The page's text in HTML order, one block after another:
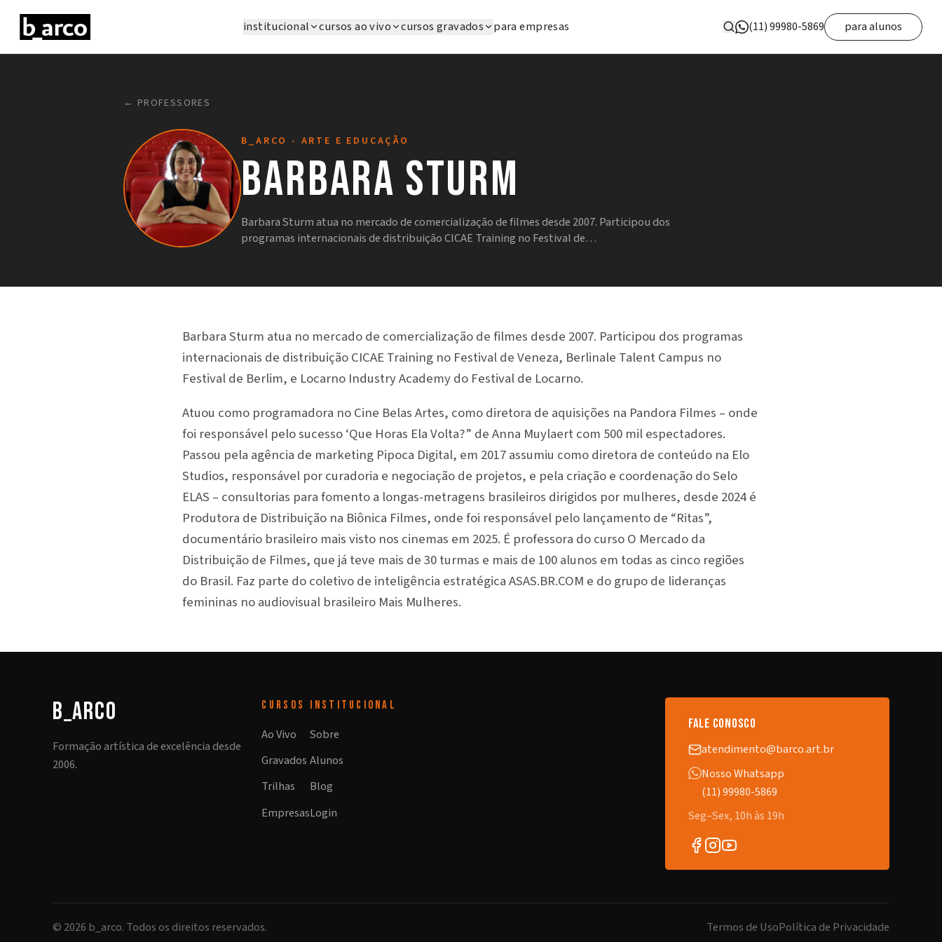
institucional cursos ao vivo cursos gravados para empresas (11) 99980-5869 para alunos
← PROFESSORES
B_ARCO - ARTE E EDUCAÇÃO
Barbara Sturm
Barbara Sturm atua no mercado de comercialização de filmes desde 2007. Participou dos
programas internacionais de distribuição CICAE Training no Festival de…
Barbara Sturm atua no mercado de comercialização de filmes desde 2007. Participou dos programas
internacionais de distribuição CICAE Training no Festival de Veneza, Berlinale Talent Campus no
Festival de Berlim, e Locarno Industry Academy do Festival de Locarno.
Atuou como programadora no Cine Belas Artes, como diretora de aquisições na Pandora Filmes – onde
foi responsável pelo sucesso ‘Que Horas Ela Volta?” de Anna Muylaert com 500 mil espectadores.
Passou pela agência de marketing Pipoca Digital, em 2017 assumiu como diretora de conteúdo na Elo
Studios, responsável por curadoria e negociação de projetos, e pela criação e coordenação do Selo
ELAS – consultorias para fomento a longas-metragens brasileiros dirigidos por mulheres, desde 2024 é
Produtora de Distribuição na Biônica Filmes, onde foi responsável pelo lançamento de “Ritas”,
documentário brasileiro mais visto nos cinemas em 2025. É professora do curso O Mercado da
Distribuição de Filmes, que já teve mais de 30 turmas e mais de 100 alunos em todas as cinco regiões
do Brasil. Faz parte do coletivo de inteligência estratégica ASAS.BR.COM e do grupo de lideranças
femininas no audiovisual brasileiro Mais Mulheres.
b_arco
Formação artística de excelência desde
2006.
CURSOS
Ao Vivo
Gravados
Trilhas
Empresas
INSTITUCIONAL
Sobre
Alunos
Blog
Login
fale conosco
atendimento@barco.art.br
Nosso Whatsapp
(11) 99980-5869
Seg–Sex, 10h às 19h
© 2026 b_arco. Todos os direitos reservados. Termos de UsoPolítica de Privacidade